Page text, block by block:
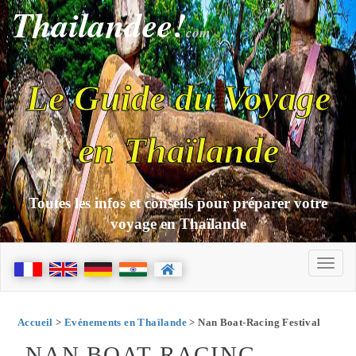
Thailandee!com
Le Guide du Voyage
en Thaïlande
Toutes les infos et conseils pour préparer votre
voyage en Thaïlande
Accueil > Evénements en Thaïlande> Nan Boat-Racing Festival